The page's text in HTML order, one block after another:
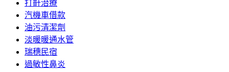
打鼾治療
汽機車借款
油污清潔劑
淡暖暖通水管
瑞穗民宿
過敏性鼻炎